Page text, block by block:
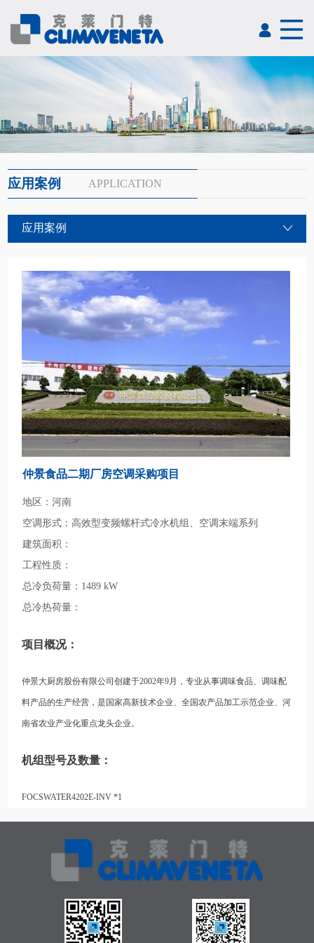
应用案例 APPLICATION
应用案例
仲景食品二期厂房空调采购项目
地区：河南
空调形式：高效型变频螺杆式冷水机组、空调末端系列
建筑面积：
工程性质：
总冷负荷量：1489 kW
总冷热荷量：
项目概况：
仲景大厨房股份有限公司创建于2002年9月，专业从事调味食品、调味配
料产品的生产经营，是国家高新技术企业、全国农产品加工示范企业、河
南省农业产业化重点龙头企业。
机组型号及数量：
FOCSWATER4202E-INV *1